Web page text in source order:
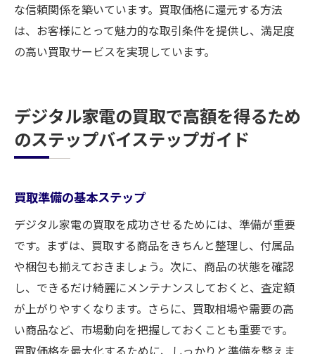
な信頼関係を築いています。買取価格に還元する方法
は、お客様にとって魅力的な取引条件を提供し、満足度
の高い買取サービスを実現しています。
デジタル家電の買取で高額を得るため
のステップバイステップガイド
買取準備の基本ステップ
デジタル家電の買取を成功させるためには、準備が重要
です。まずは、買取する商品をきちんと整理し、付属品
や梱包も揃えておきましょう。次に、商品の状態を確認
し、できるだけ綺麗にメンテナンスしておくと、査定額
が上がりやすくなります。さらに、買取相場や需要の高
い商品など、市場動向を把握しておくことも重要です。
買取価格を最大化するために、しっかりと準備を整えま